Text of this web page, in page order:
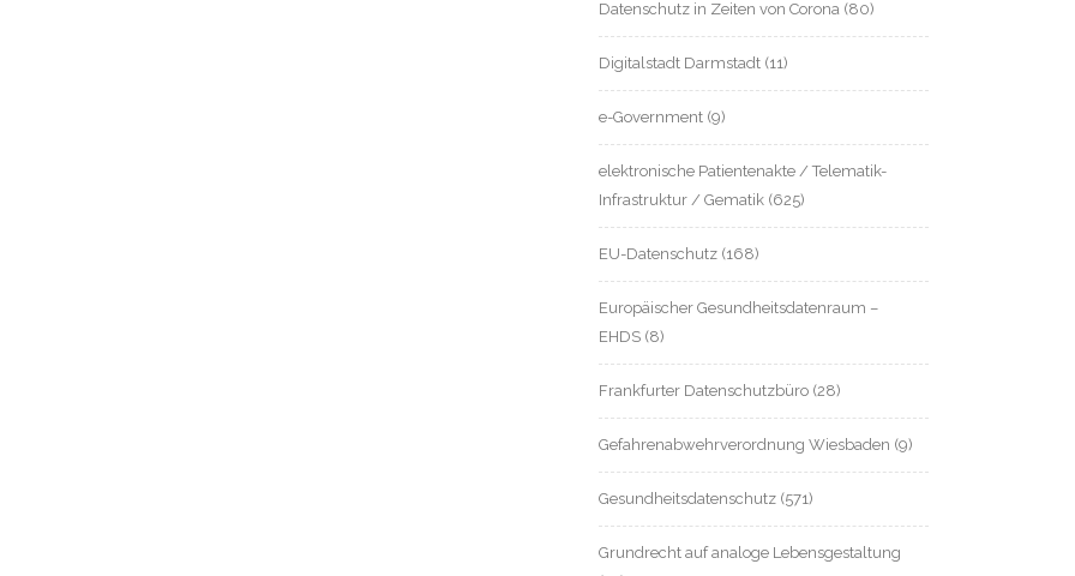
Datenschutz in Zeiten von Corona (80)
Digitalstadt Darmstadt (11)
e-Government (9)
elektronische Patientenakte / Telematik-
Infrastruktur / Gematik (625)
EU-Datenschutz (168)
Europäischer Gesundheitsdatenraum –
EHDS (8)
Frankfurter Datenschutzbüro (28)
Gefahrenabwehrverordnung Wiesbaden (9)
Gesundheitsdatenschutz (571)
Grundrecht auf analoge Lebensgestaltung